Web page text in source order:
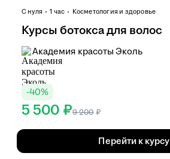
С нуля 1 час Косметология и здоровье
Курсы ботокса для волос
Академия красоты Эколь
-40%
5 500 ₽9 200 ₽
Перейти к курсу